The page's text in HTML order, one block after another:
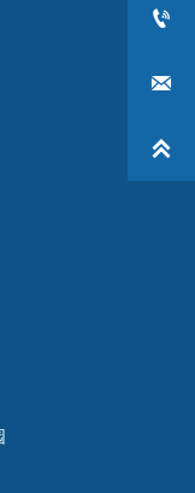


